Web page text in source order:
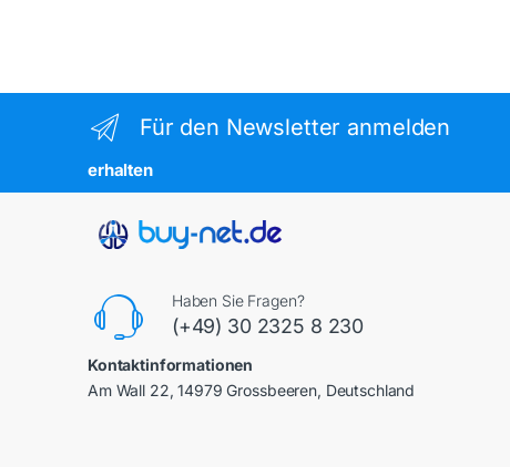
Für den Newsletter anmelden
erhalten
Haben Sie Fragen?
(+49) 30 2325 8 230
Kontaktinformationen
Am Wall 22, 14979 Grossbeeren, Deutschland